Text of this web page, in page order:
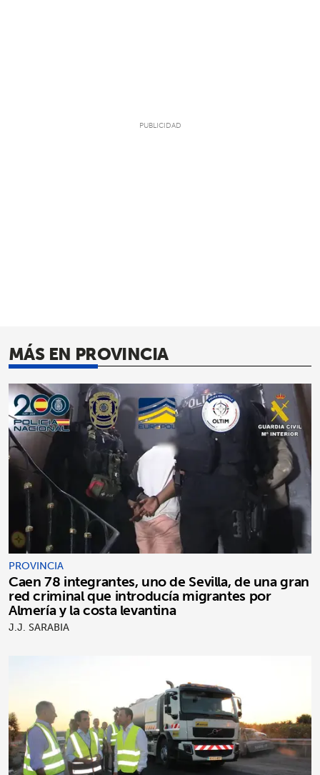
MÁS EN PROVINCIA
PROVINCIA
Caen 78 integrantes, uno de Sevilla, de una gran
red criminal que introducía migrantes por
Almería y la costa levantina
J.J. SARABIA